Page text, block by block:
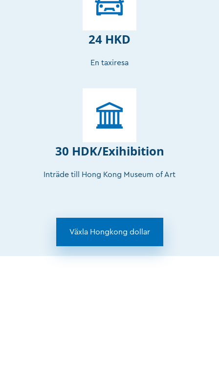
24 HKD
En taxiresa
30 HDK/Exihibition
Inträde till Hong Kong Museum of Art
Växla Hongkong dollar